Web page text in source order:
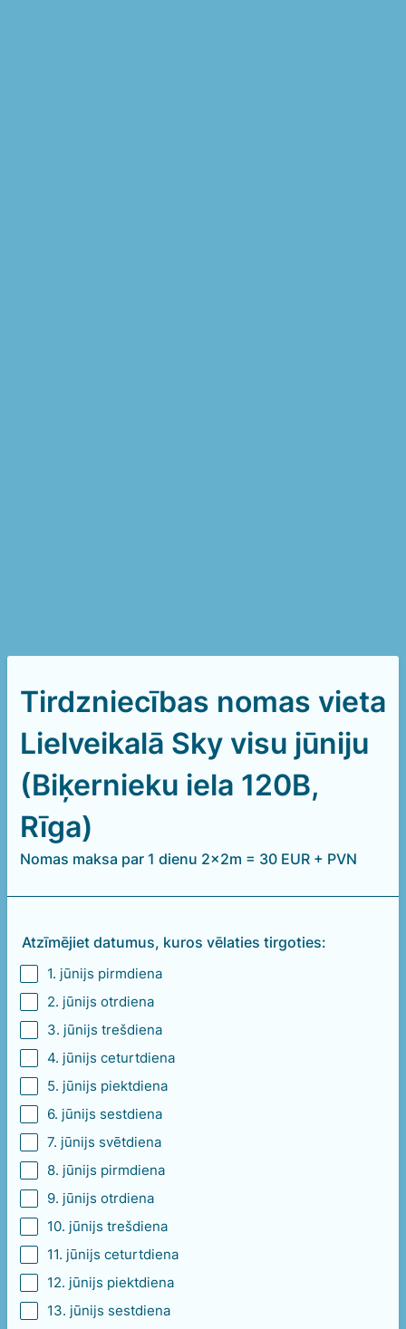
Tirdzniecības nomas vieta
Lielveikalā Sky visu jūniju
(Biķernieku iela 120B,
Rīga)
Nomas maksa par 1 dienu 2x2m = 30 EUR + PVN
Atzīmējiet datumus, kuros vēlaties tirgoties:
1. jūnijs pirmdiena
2. jūnijs otrdiena
3. jūnijs trešdiena
4. jūnijs ceturtdiena
5. jūnijs piektdiena
6. jūnijs sestdiena
7. jūnijs svētdiena
8. jūnijs pirmdiena
9. jūnijs otrdiena
10. jūnijs trešdiena
11. jūnijs ceturtdiena
12. jūnijs piektdiena
13. jūnijs sestdiena